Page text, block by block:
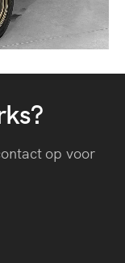
op voor